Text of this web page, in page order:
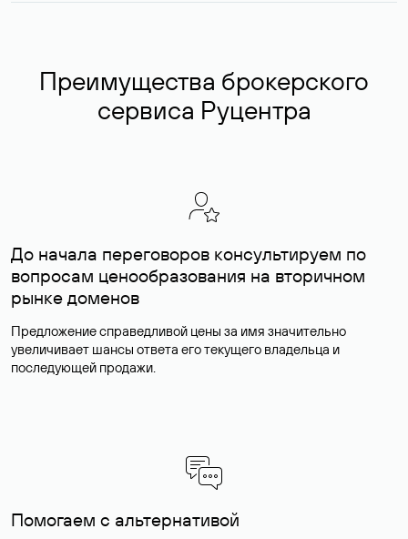
Преимущества брокерского
сервиса Руцентра
До начала переговоров консультируем по
вопросам ценообразования на вторичном
рынке доменов
Предложение справедливой цены за имя значительно
увеличивает шансы ответа его текущего владельца и
последующей продажи.
Помогаем с альтернативой